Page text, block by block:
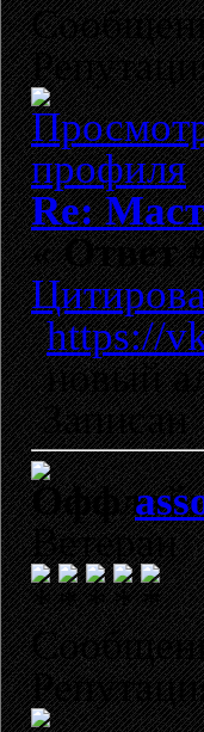
Re:
«Ответ
https://
новый
Записан
Ветеран